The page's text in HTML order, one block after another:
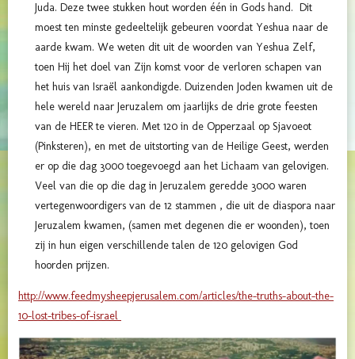
Juda. Deze twee stukken hout worden één in Gods hand. Dit
moest ten minste gedeeltelijk gebeuren voordat Yeshua naar de
aarde kwam. We weten dit uit de woorden van Yeshua Zelf,
toen Hij het doel van Zijn komst voor de verloren schapen van
het huis van Israël aankondigde. Duizenden Joden kwamen uit de
hele wereld naar Jeruzalem om jaarlijks de drie grote feesten
van de HEER te vieren. Met 120 in de Opperzaal op Sjavoeot
(Pinksteren), en met de uitstorting van de Heilige Geest, werden
er op die dag 3000 toegevoegd aan het Lichaam van gelovigen.
Veel van die op die dag in Jeruzalem geredde 3000 waren
vertegenwoordigers van de 12 stammen , die uit de diaspora naar
Jeruzalem kwamen, (samen met degenen die er woonden), toen
zij in hun eigen verschillende talen de 120 gelovigen God
hoorden prijzen.
http://www.feedmysheepjerusalem.com/articles/the-truths-about-the-
10-lost-tribes-of-israel